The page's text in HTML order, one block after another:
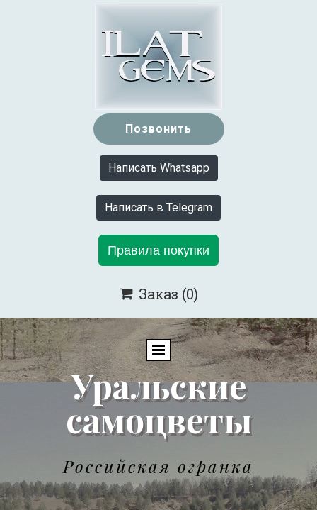
Позвонить
Написать Whatsapp
Написать в Telegram
Правила покупки
 Заказ (0)
Уральские
самоцветы
Российская огранка